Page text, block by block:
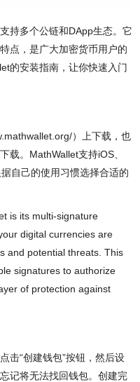
持多个公链和DApp生态。它
点，是广大加密货币用户的
的安装指南，让你快速入门
）上下载，也
载。MathWallet支持iOS、
自己的使用习惯选择合适的
is its multi-signature
digital currencies are
and potential threats. This
signatures to authorize
of protection against
击“创建钱包”按钮，然后设
记将无法找回钱包。创建完